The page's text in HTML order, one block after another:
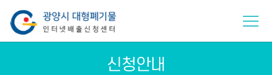
신청안내